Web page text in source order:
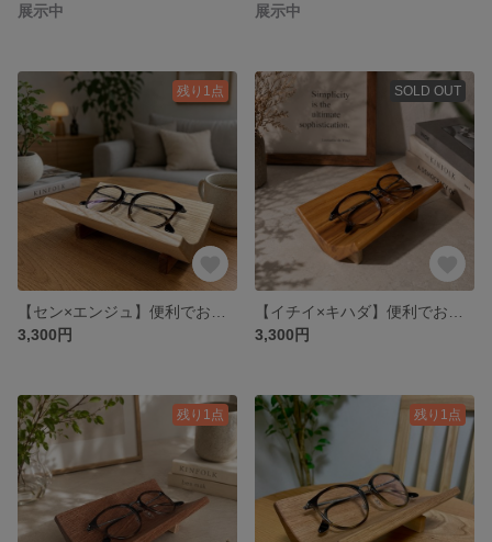
展示中
展示中
残り1点
3,300円
SOLD OUT
3,300円
残り1点 残り1点